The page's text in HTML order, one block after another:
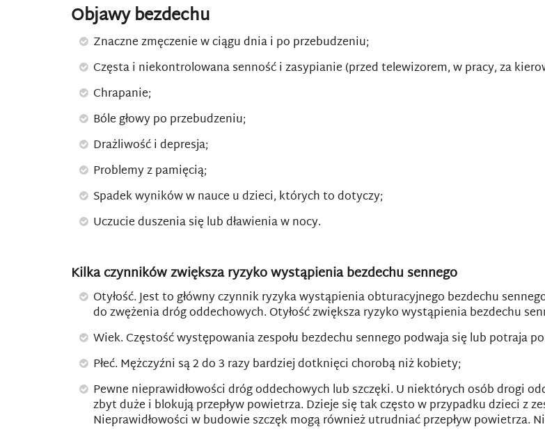
Objawy bezdechu
Znaczne zmęczenie w ciągu dnia i po przebudzeniu;
Częsta i niekontrolowana senność i zasypianie (przed telewizorem, w pracy, za
Chrapanie;
Bóle głowy po przebudzeniu;
Drażliwość i depresja;
Problemy z pamięcią;
Spadek wyników w nauce u dzieci, których to dotyczy;
Uczucie duszenia się lub dławienia w nocy.
Kilka czynników zwiększa ryzyko wystąpienia bezdechu sennego
Otyłość. Jest to główny czynnik ryzyka wystąpienia obturacyjnego bezdechu
do zwężenia dróg oddechowych. Otyłość zwiększa ryzyko wystąpienia bezdechu
Wiek. Częstość występowania zespołu bezdechu sennego podwaja się lub potraja
Płeć. Mężczyźni są 2 do 3 razy bardziej dotknięci chorobą niż kobiety;
Pewne nieprawidłowości dróg oddechowych lub szczęki. U niektórych osób drogi
zbyt duże i blokują przepływ powietrza. Dzieje się tak często w przypadku dzieci z
Nieprawidłowości w budowie szczęk mogą również utrudniać przepływ powietrza.